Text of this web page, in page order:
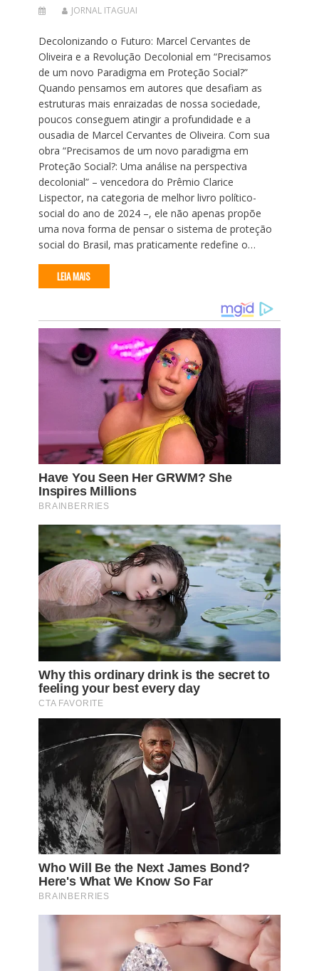
JORNAL ITAGUAI
Decolonizando o Futuro: Marcel Cervantes de
Oliveira e a Revolução Decolonial em “Precisamos
de um novo Paradigma em Proteção Social?”
Quando pensamos em autores que desafiam as
estruturas mais enraizadas de nossa sociedade,
poucos conseguem atingir a profundidade e a
ousadia de Marcel Cervantes de Oliveira. Com sua
obra “Precisamos de um novo paradigma em
Proteção Social?: Uma análise na perspectiva
decolonial” – vencedora do Prêmio Clarice
Lispector, na categoria de melhor livro político-
social do ano de 2024 –, ele não apenas propõe
uma nova forma de pensar o sistema de proteção
social do Brasil, mas praticamente redefine o…
LEIA MAIS